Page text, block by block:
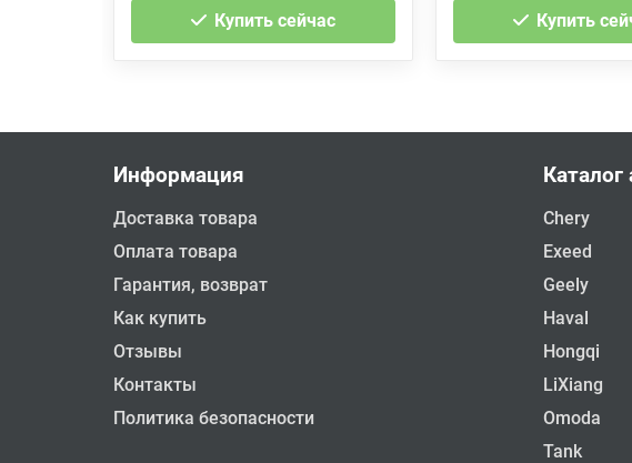
Купить сейчас Купить
Информация
Доставка товара
Оплата товара
Гарантия, возврат
Как купить
Отзывы
Контакты
Политика безопасности
Каталог
Chery
Exeed
Geely
Haval
Hongqi
LiXiang
Omoda
Tank